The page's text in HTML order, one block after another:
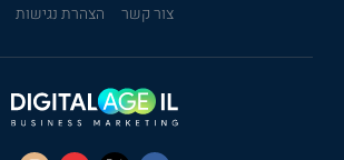
צור קשר
הצהרת נגישות